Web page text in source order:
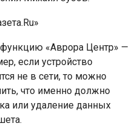
«Аврора Центр» —
если устройство
не в сети, то можно
что именно должно
или удаление данных